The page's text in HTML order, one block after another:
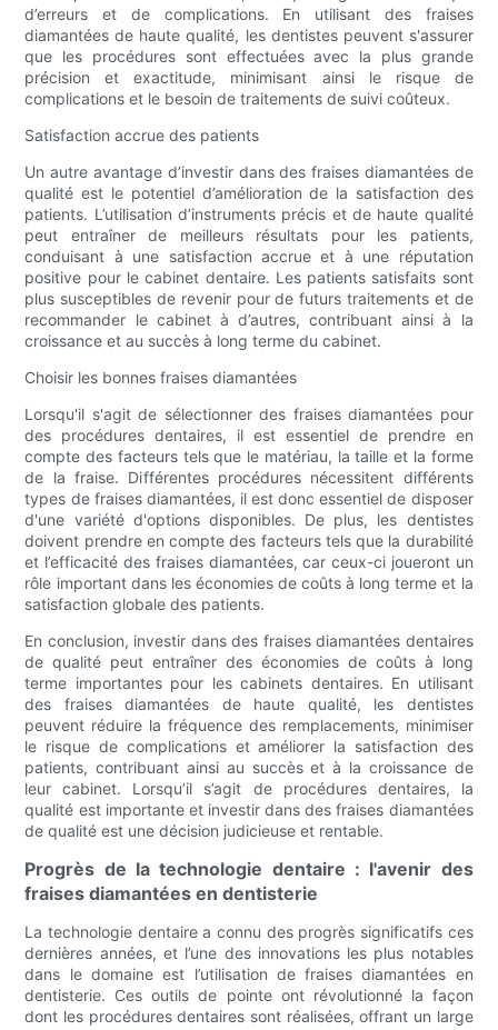
d’erreurs et de complications. En utilisant des fraises
diamantées de haute qualité, les dentistes peuvent s'assurer
que les procédures sont effectuées avec la plus grande
précision et exactitude, minimisant ainsi le risque de
complications et le besoin de traitements de suivi coûteux.
Satisfaction accrue des patients
Un autre avantage d’investir dans des fraises diamantées de
qualité est le potentiel d’amélioration de la satisfaction des
patients. L’utilisation d’instruments précis et de haute qualité
peut entraîner de meilleurs résultats pour les patients,
conduisant à une satisfaction accrue et à une réputation
positive pour le cabinet dentaire. Les patients satisfaits sont
plus susceptibles de revenir pour de futurs traitements et de
recommander le cabinet à d’autres, contribuant ainsi à la
croissance et au succès à long terme du cabinet.
Choisir les bonnes fraises diamantées
Lorsqu'il s'agit de sélectionner des fraises diamantées pour
des procédures dentaires, il est essentiel de prendre en
compte des facteurs tels que le matériau, la taille et la forme
de la fraise. Différentes procédures nécessitent différents
types de fraises diamantées, il est donc essentiel de disposer
d'une variété d'options disponibles. De plus, les dentistes
doivent prendre en compte des facteurs tels que la durabilité
et l’efficacité des fraises diamantées, car ceux-ci joueront un
rôle important dans les économies de coûts à long terme et la
satisfaction globale des patients.
En conclusion, investir dans des fraises diamantées dentaires
de qualité peut entraîner des économies de coûts à long
terme importantes pour les cabinets dentaires. En utilisant
des fraises diamantées de haute qualité, les dentistes
peuvent réduire la fréquence des remplacements, minimiser
le risque de complications et améliorer la satisfaction des
patients, contribuant ainsi au succès et à la croissance de
leur cabinet. Lorsqu’il s’agit de procédures dentaires, la
qualité est importante et investir dans des fraises diamantées
de qualité est une décision judicieuse et rentable.
Progrès de la technologie dentaire : l'avenir des
fraises diamantées en dentisterie
La technologie dentaire a connu des progrès significatifs ces
dernières années, et l’une des innovations les plus notables
dans le domaine est l’utilisation de fraises diamantées en
dentisterie. Ces outils de pointe ont révolutionné la façon
dont les procédures dentaires sont réalisées, offrant un large